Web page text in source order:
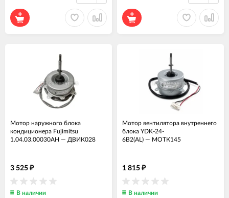
Мотор наружного блока
кондиционера Fujimitsu
1.04.03.00030AH — ДВИК028
3 525 ₽
В наличии
Мотор вентилятора внутреннего
блока YDK-24-
6B2(AL) — МОТК145
1 815 ₽
В наличии